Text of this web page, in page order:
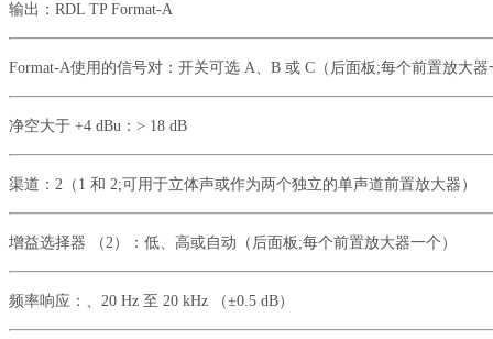
输出：RDL TP Format-A
Format-A使用的信号对：开关可选 A、B 或 C（后面板;每个前置放大器
净空大于 +4 dBu：> 18 dB
渠道： 2（1 和 2;可用于立体声或作为两个独立的单声道前置放大器）
增益选择器 （2）：低、高或自动（后面板;每个前置放大器一个）
频率响应：、20 Hz 至 20 kHz （±0.5 dB）